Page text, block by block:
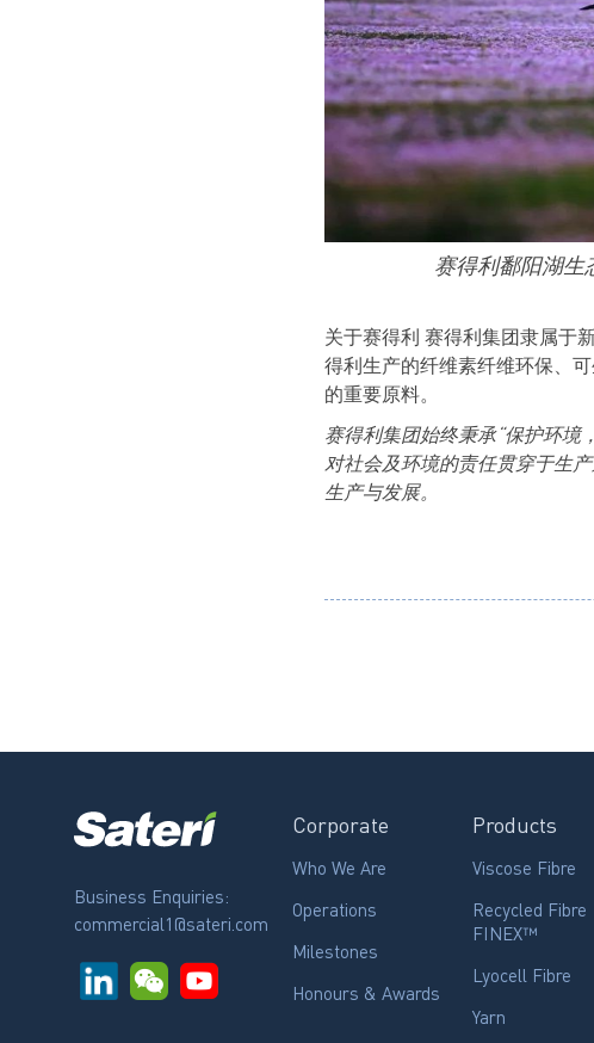
赛得利鄱阳湖生
关于赛得利 赛得利集团隶属于
得利生产的纤维素纤维环保、
的重要原料。
赛得利集团始终秉承“保护环境
对社会及环境的责任贯穿于生
生产与发展。
Business Enquiries:
commercial1@sateri.com
Corporate
Who We Are
Operations
Milestones
Honours & Awards
Products
Viscose Fibre
Recycled Fibre
FINEX™
Lyocell Fibre
Yarn